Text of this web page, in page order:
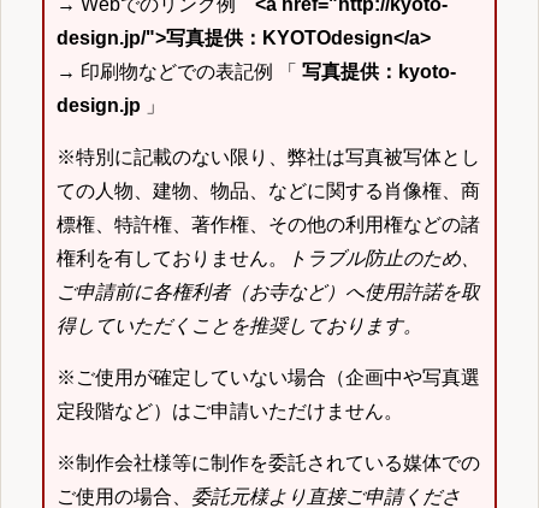
→ Webでのリンク例 <a href="http://kyoto-
design.jp/">写真提供：KYOTOdesign</a>
→ 印刷物などでの表記例 「 写真提供：kyoto-
design.jp 」
※特別に記載のない限り、弊社は写真被写体とし
ての人物、建物、物品、などに関する肖像権、商
標権、特許権、著作権、その他の利用権などの諸
権利を有しておりません。
トラブル防止のため、
ご申請前に各権利者（お寺など）へ使用許諾を取
得していただくことを推奨しております。
※ご使用が確定していない場合（企画中や写真選
定段階など）はご申請いただけません。
※制作会社様等に制作を委託されている媒体での
ご使用の場合、 委託元様より直接ご申請くださ